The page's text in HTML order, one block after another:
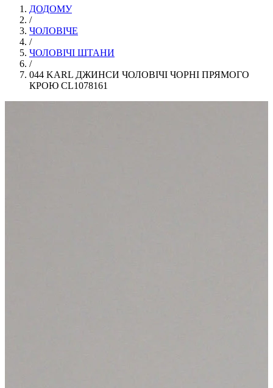
ДОДОМУ
/
ЧОЛОВІЧЕ
/
ЧОЛОВІЧІ ШТАНИ
/
044 KARL ДЖИНСИ ЧОЛОВІЧІ ЧОРНІ ПРЯМОГО
КРОЮ CL1078161